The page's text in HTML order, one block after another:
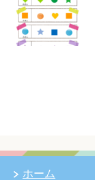
ホーム